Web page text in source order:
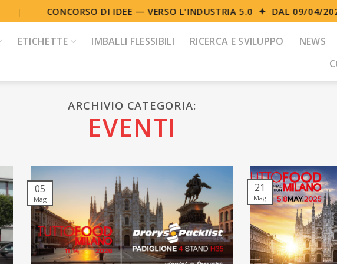
CONCORSO DI IDEE — VERSO L'INDUSTRIA 5.0 ✦ DAL 09/04/
ETICHETTE IMBALLI FLESSIBILI RICERCA E SVILUPPO NEWS
ARCHIVIO CATEGORIA:
EVENTI
05
Mag
21
Mag